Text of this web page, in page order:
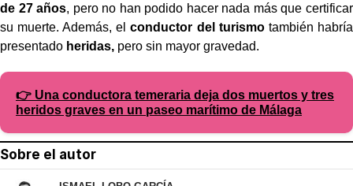
de 27 años, pero no han podido hacer nada más que certificar
su muerte. Además, elconductor del turismotambién habría
presentado heridas, pero sin mayor gravedad.
👉 Una conductora temeraria deja dos muertos y tres
heridos graves en un paseo marítimo de Málaga
Sobre el autor